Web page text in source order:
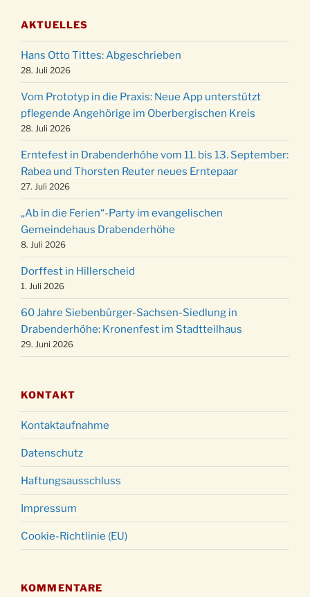
11.12.
Puer-Natus weihnachtliches Brauchtum am
Robert-Gassner-Hof um 17:00 Uhr
19.12.
Kinderbibeltag im Ev. Gemeindehaus von 10-
12 Uhr
20.12.
Weihnachts-Konzert des Honterus Chors in
der Kirche um 17:00 Uhr
24.12.
Familiengottesdienst mit Krippenspiel im Ev.
Gemeindehaus um 15:00 Uhr
24.12. Familiengottesdienst in der FeG um 16 Uhr
24.12.
Weihnachtsgottesdienst in der Kirche um
15:00 Uhr
24.12.
Weihnachtsgottesdienst in der Kirche um
18:00 Uhr
24.12.
Christmette mit der ev. Jugend in der Kirche
um 23:00 Uhr
31.12.
Gottesdienst zu Silvester in der Kirche um
18:00 Uhr
AKTUELLES
Hans Otto Tittes: Abgeschrieben
28. Juli 2026
Vom Prototyp in die Praxis: Neue App unterstützt
pflegende Angehörige im Oberbergischen Kreis
28. Juli 2026
Erntefest in Drabenderhöhe vom 11. bis 13. September:
Rabea und Thorsten Reuter neues Erntepaar
27. Juli 2026
„Ab in die Ferien“-Party im evangelischen
Gemeindehaus Drabenderhöhe
8. Juli 2026
Dorffest in Hillerscheid
1. Juli 2026
60 Jahre Siebenbürger-Sachsen-Siedlung in
Drabenderhöhe: Kronenfest im Stadtteilhaus
29. Juni 2026
KONTAKT
Kontaktaufnahme
Datenschutz
Haftungsausschluss
Impressum
Cookie-Richtlinie (EU)
KOMMENTARE